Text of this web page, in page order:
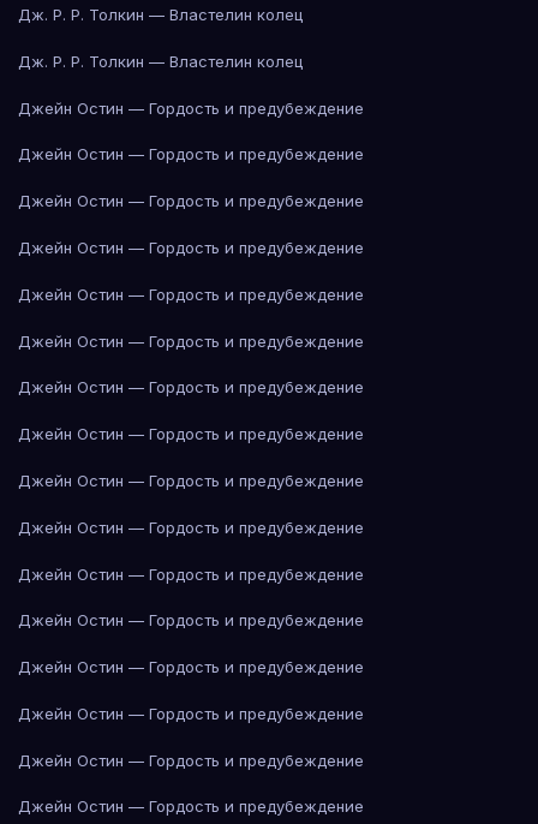
Дж. Р. Р. Толкин — Властелин колец
Дж. Р. Р. Толкин — Властелин колец
Джейн Остин — Гордость и предубеждение
Джейн Остин — Гордость и предубеждение
Джейн Остин — Гордость и предубеждение
Джейн Остин — Гордость и предубеждение
Джейн Остин — Гордость и предубеждение
Джейн Остин — Гордость и предубеждение
Джейн Остин — Гордость и предубеждение
Джейн Остин — Гордость и предубеждение
Джейн Остин — Гордость и предубеждение
Джейн Остин — Гордость и предубеждение
Джейн Остин — Гордость и предубеждение
Джейн Остин — Гордость и предубеждение
Джейн Остин — Гордость и предубеждение
Джейн Остин — Гордость и предубеждение
Джейн Остин — Гордость и предубеждение
Джейн Остин — Гордость и предубеждение